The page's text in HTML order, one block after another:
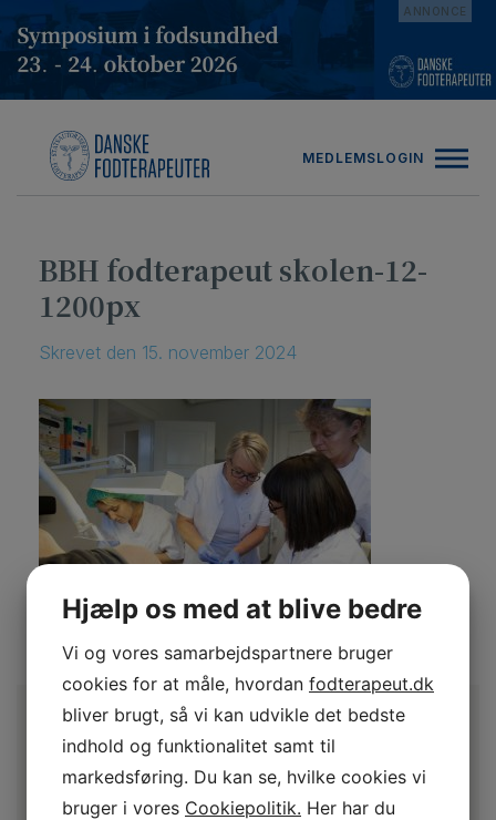
Hop
til
indholdet
ANNONCE
MEDLEMSLOGIN
BBH fodterapeut skolen-12-
1200px
Skrevet den 15. november 2024
Hjælp os med at blive bedre
Vi og vores samarbejdspartnere bruger
cookies for at måle, hvordan fodterapeut.dk
bliver brugt, så vi kan udvikle det bedste
indhold og funktionalitet samt til
markedsføring. Du kan se, hvilke cookies vi
bruger i vores Cookiepolitik. Her har du